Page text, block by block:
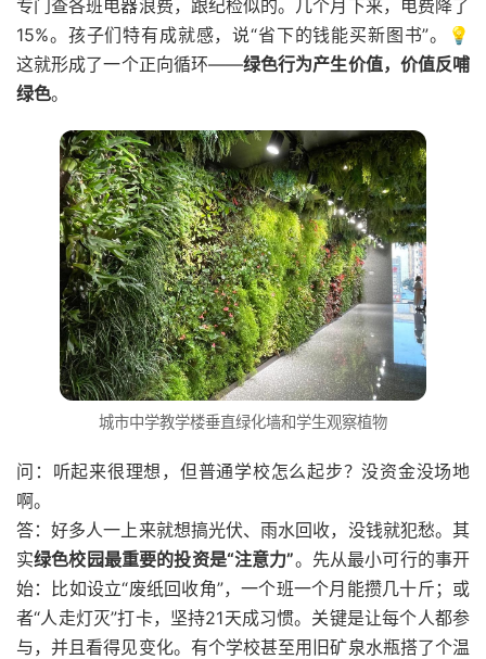
专门查各班电器浪费，跟纪检似的。几个月下来，电费降了
15%。孩子们特有成就感，说“省下的钱能买新图书”。💡
这就形成了一个正向循环——绿色行为产生价值，价值反哺
绿色。
城市中学教学楼垂直绿化墙和学生观察植物
问：听起来很理想，但普通学校怎么起步？没资金没场地
啊。
答：好多人一上来就想搞光伏、雨水回收，没钱就犯愁。其
实绿色校园最重要的投资是“注意力”。先从最小可行的事开
始：比如设立“废纸回收角”，一个班一个月能攒几十斤；或
者“人走灯灭”打卡，坚持21天成习惯。关键是让每个人都参
与，并且看得见变化。有个学校甚至用旧矿泉水瓶搭了个温